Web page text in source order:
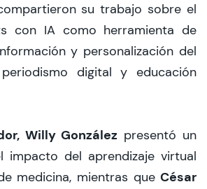
su trabajo sobre el
con IA como herramienta de
y personalización del
digital y educación
Willy González presentó un
impacto del aprendizaje virtual
medicina, mientras que César